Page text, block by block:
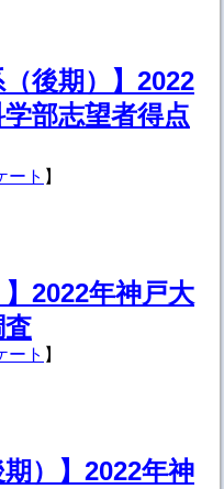
（後期）】2022
部志望者得点
ート 】
】2022年神戸大
査
ート 】
期）】2022年神